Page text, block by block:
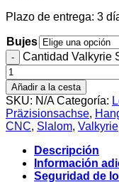
Plazo de entrega: 3
Bujes
Cantidad Valkyrie
Añadir a la cesta
SKU: N/A Categoría:
Präzisionsachse,
CNC, Slalom, Valkyrie
Descripción
Información
Seguridad de